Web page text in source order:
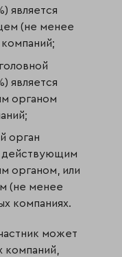
является
(не менее
является
органом
орган
действующим
органом, или
(не менее
компаниях.
может
компаний,